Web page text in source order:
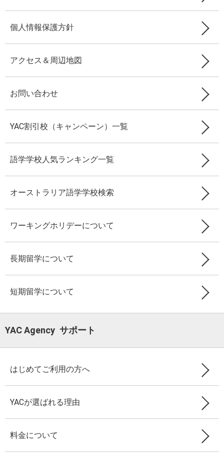
個人情報保護方針
アクセス＆周辺地図
お問い合わせ
YAC割引校（キャンペーン）一覧
語学学校人気ランキング一覧
オーストラリア語学学校検索
ワーキングホリデーについて
長期留学について
短期留学について
YAC Agency サポート
はじめてご利用の方へ
YACが選ばれる理由
料金について